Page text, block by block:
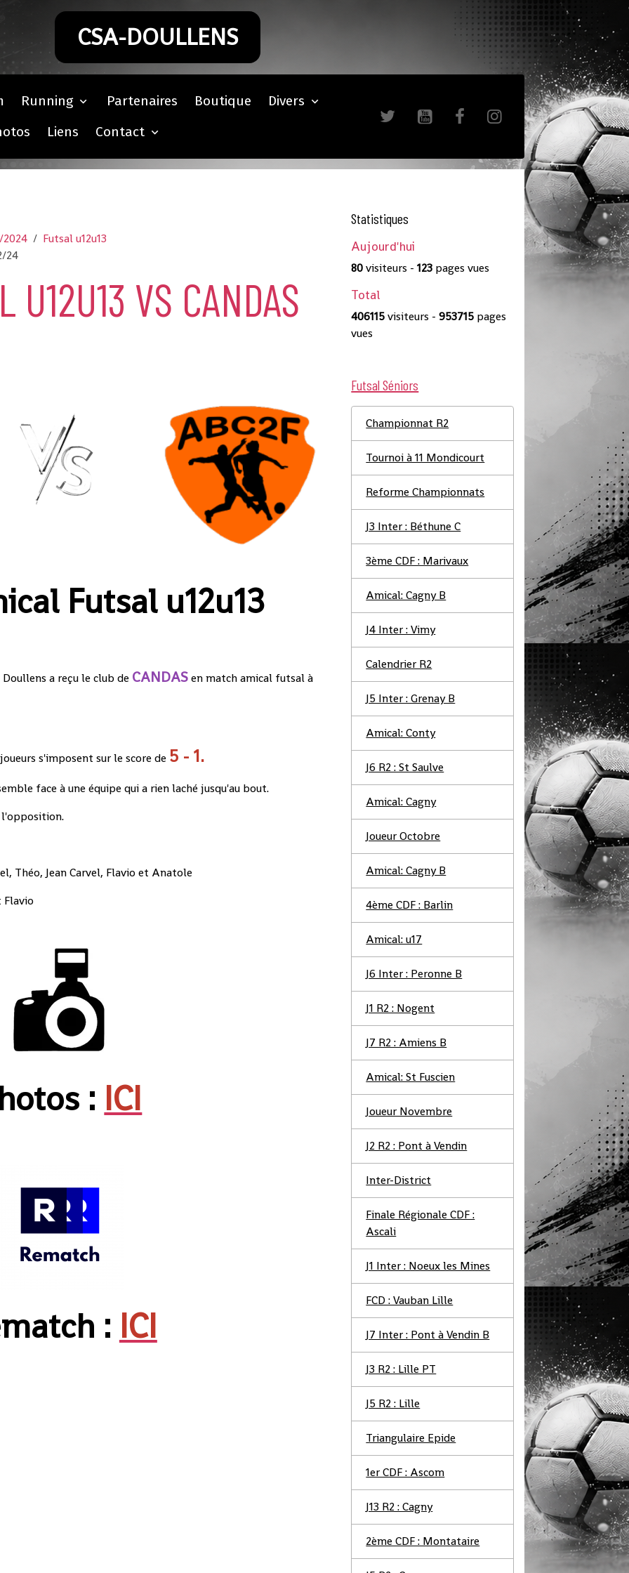
CSA-DOULLENS
Running Partenaires Boutique
Divers
Liens Contact
2024
Futsal u12u13
24
U12U13 VS CANDAS
Futsal u12u13
Doullens a reçu le club de CANDASen match amical futsal à
s'imposent sur le score de 5 - 1.
face à une équipe qui a rien laché jusqu'au bout.
l'opposition.
Théo, Jean Carvel, Flavio et Anatole
Flavio
: ICI
: ICI
Statistiques
Aujourd'hui
80visiteurs -123 pages vues
Total
406115visiteurs -953715 pages
vues
Futsal Séniors
Championnat R2
Tournoi à 11 Mondicourt
Reforme Championnats
J3 Inter : Béthune C
3ème CDF : Marivaux
Amical: Cagny B
J4 Inter : Vimy
Calendrier R2
J5 Inter : Grenay B
Amical: Conty
J6 R2 : St Saulve
Amical: Cagny
Joueur Octobre
Amical: Cagny B
4ème CDF : Barlin
Amical: u17
J6 Inter : Peronne B
J1 R2 : Nogent
J7 R2 : Amiens B
Amical: St Fuscien
Joueur Novembre
J2 R2 : Pont à Vendin
Inter-District
Finale Régionale CDF :
Ascali
J1 Inter : Noeux les Mines
FCD : Vauban Lille
J7 Inter : Pont à Vendin B
J3 R2 : Lille PT
J5 R2 : Lille
Triangulaire Epide
1er CDF : Ascom
J13 R2 : Cagny
2ème CDF : Montataire